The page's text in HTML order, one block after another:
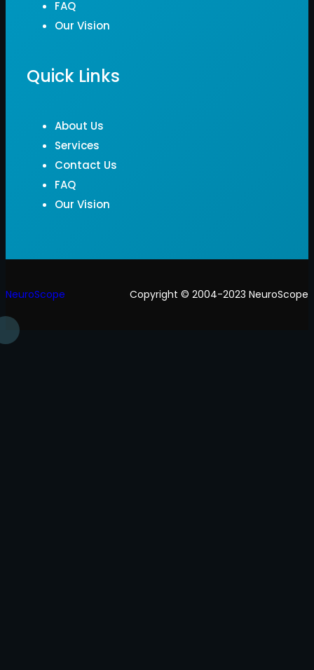
FAQ
Our Vision
Quick Links
About Us
Services
Contact Us
FAQ
Our Vision
NeuroScope Copyright © 2004-2023 NeuroScope